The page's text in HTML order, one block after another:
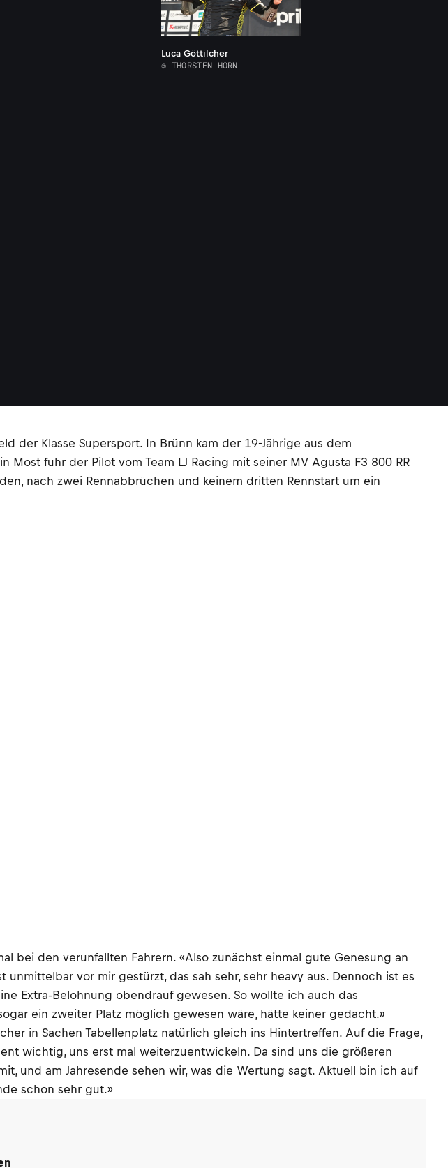
Luca Göttilcher
© THORSTEN HORN
der Klasse Supersport. In Brünn kam der 19-Jährige aus dem
fuhr der Pilot vom Team LJ Racing mit seiner MV Agusta F3 800 RR
nach zwei Rennabbrüchen und keinem dritten Rennstart um ein
bei den verunfallten Fahrern. «Also zunächst einmal gute Genesung an
vor mir gestürzt, das sah sehr, sehr heavy aus. Dennoch ist es
Extra-Belohnung obendrauf gewesen. So wollte ich auch das
ein zweiter Platz möglich gewesen wäre, hätte keiner gedacht.»
in Sachen Tabellenplatz natürlich gleich ins Hintertreffen. Auf die Frage,
wichtig, uns erst mal weiterzuentwickeln. Da sind uns die größeren
und am Jahresende sehen wir, was die Wertung sagt. Aktuell bin ich auf
schon sehr gut.»